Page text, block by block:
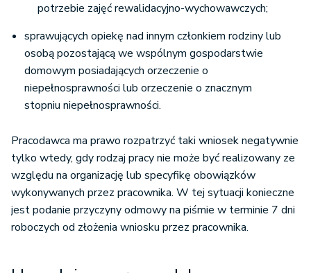
potrzebie zajęć rewalidacyjno-wychowawczych;
sprawujących opiekę nad innym członkiem rodziny lub
osobą pozostającą we wspólnym gospodarstwie
domowym posiadających orzeczenie o
niepełnosprawności lub orzeczenie o znacznym
stopniu niepełnosprawności.
Pracodawca ma prawo rozpatrzyć taki wniosek negatywnie
tylko wtedy, gdy rodzaj pracy nie może być realizowany ze
względu na organizację lub specyfikę obowiązków
wykonywanych przez pracownika. W tej sytuacji konieczne
jest podanie przyczyny odmowy na piśmie w terminie 7 dni
roboczych od złożenia wniosku przez pracownika.